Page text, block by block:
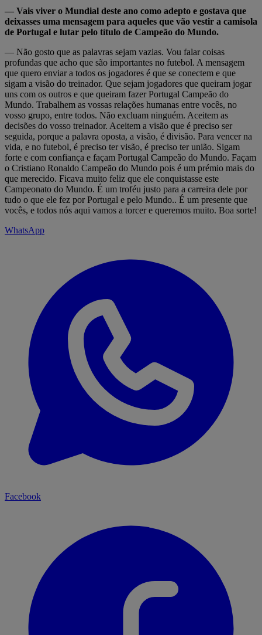
— Vais viver o Mundial deste ano como adepto e gostava que
deixasses uma mensagem para aqueles que vão vestir a camisola
de Portugal e lutar pelo título de Campeão do Mundo.
— Não gosto que as palavras sejam vazias. Vou falar coisas
profundas que acho que são importantes no futebol. A mensagem
que quero enviar a todos os jogadores é que se conectem e que
sigam a visão do treinador. Que sejam jogadores que queiram jogar
uns com os outros e que queiram fazer Portugal Campeão do
Mundo. Trabalhem as vossas relações humanas entre vocês, no
vosso grupo, entre todos. Não excluam ninguém. Aceitem as
decisões do vosso treinador. Aceitem a visão que é preciso ser
seguida, porque a palavra oposta, a visão, é divisão. Para vencer na
vida, e no futebol, é preciso ter visão, é preciso ter união. Sigam
forte e com confiança e façam Portugal Campeão do Mundo. Façam
o Cristiano Ronaldo Campeão do Mundo pois é um prémio mais do
que merecido. Ficava muito feliz que ele conquistasse este
Campeonato do Mundo. É um troféu justo para a carreira dele por
tudo o que ele fez por Portugal e pelo Mundo.. É um presente que
vocês, e todos nós aqui vamos a torcer e queremos muito. Boa sorte!
WhatsApp
Facebook